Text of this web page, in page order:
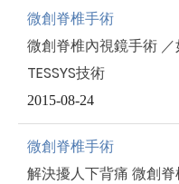
微創脊椎手術
微創脊椎內視鏡手術
TESSYS技術
2015-08-24
微創脊椎手術
解決擾人下背痛 微創